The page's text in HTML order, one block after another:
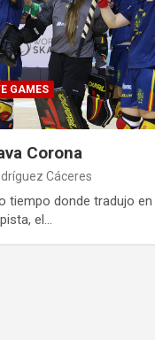
GAMES
Corona
Cáceres
tiempo donde tradujo en
el…